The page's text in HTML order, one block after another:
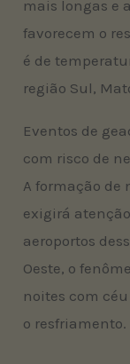
mais longas e
favorecem o
é de
região Sul,
Eventos de
com risco de
A formação de
exigirá
aeroportos
Oeste, o
noites com
o resfriamento.